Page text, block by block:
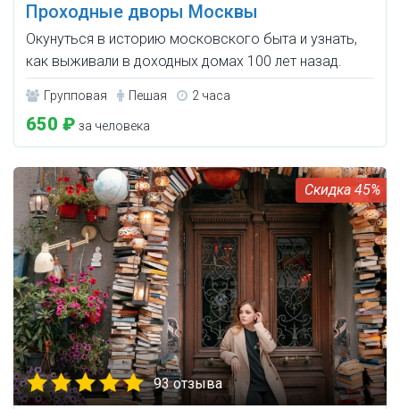
Проходные дворы Москвы
Окунуться в историю московского быта и узнать,
как выживали в доходных домах 100 лет назад.
Групповая Пешая 2 часа
650 ₽ за человека
45%
93 отзыва